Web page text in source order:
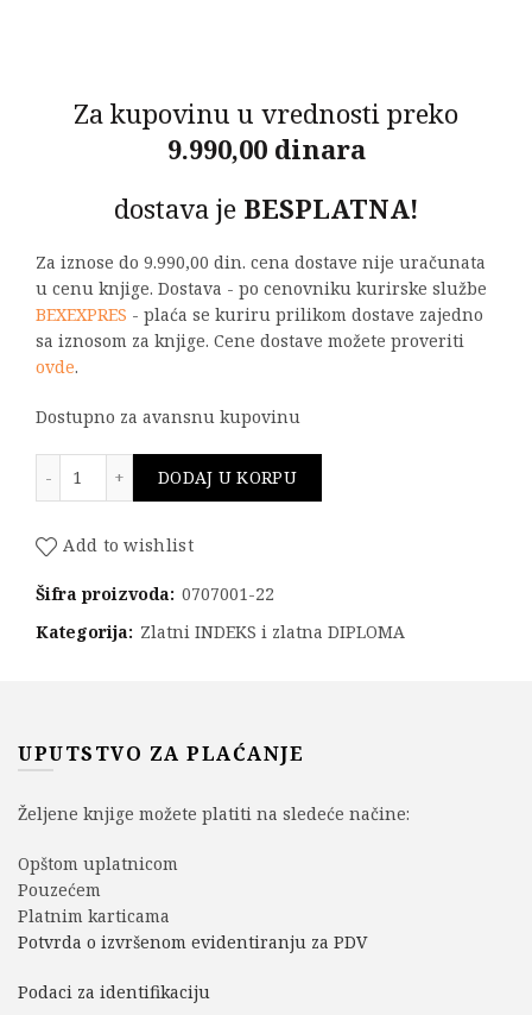
Za kupovinu u vrednosti preko
9.990,00 dinara
dostava je BESPLATNA!
Za iznose do 9.990,00 din. cena dostave nije uračunata
u cenu knjige. Dostava - po cenovniku kurirske službe
BEXEXPRES - plaća se kuriru prilikom dostave zajedno
sa iznosom za knjige. Cene dostave možete proveriti
ovde.
Dostupno za avansnu kupovinu
DODAJ U KORPU
Add to wishlist
Šifra proizvoda: 0707001-22
Kategorija: Zlatni INDEKS i zlatna DIPLOMA
UPUTSTVO ZA PLAĆANJE
Željene knjige možete platiti na sledeće načine:
Opštom uplatnicom
Pouzećem
Platnim karticama
Potvrda o izvršenom evidentiranju za PDV
Podaci za identifikaciju